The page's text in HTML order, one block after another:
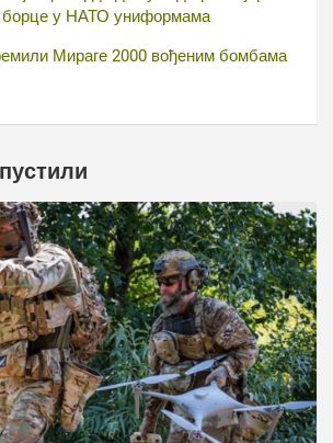
борце у НАТО униформама
Мираге 2000 вођеним бомбама